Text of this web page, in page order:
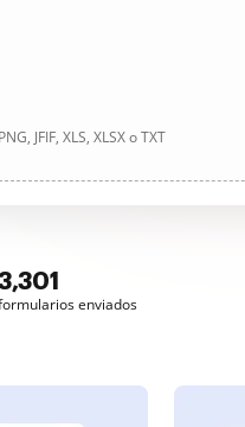
JFIF, XLS, XLSX o TXT
enviados